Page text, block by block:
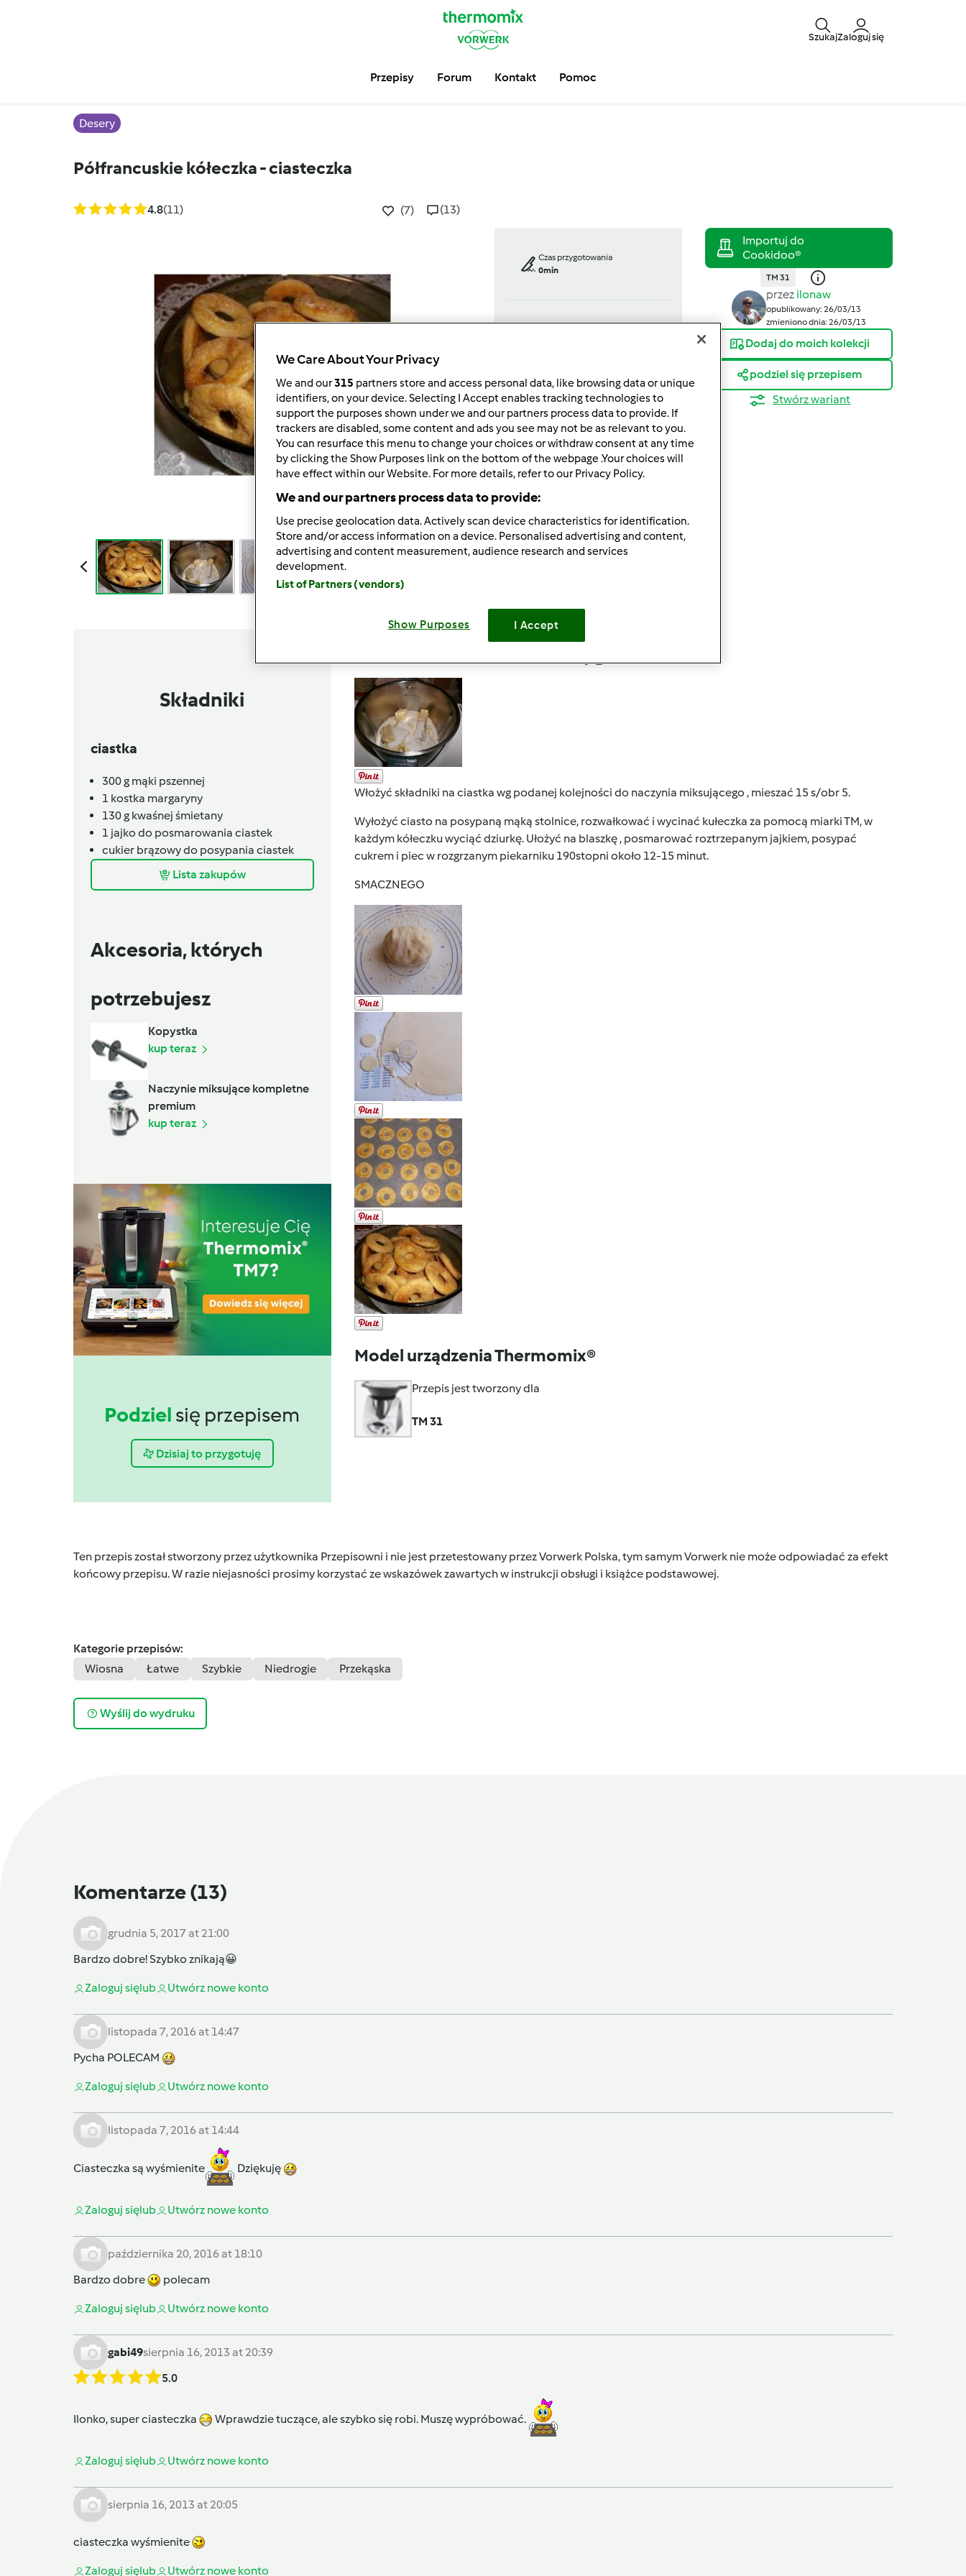
SzukajZaloguj się
Przepisy Forum Kontakt Pomoc
Desery
Półfrancuskie kółeczka - ciasteczka
4.8(11) (7) (13)
Czas przygotowania
0min
porcja/porcje/porcji
----
Poziom
TM 31
przez ilonaw
opublikowany: 26/03/13
zmieniono dnia: 26/03/13
Dodaj do moich kolekcji
podziel się przepisem
Stwórz wariant
Składniki
ciastka
300 g mąki pszennej
1 kostka margaryny
130g kwaśnej śmietany
1 jajko do posmarowania ciastek
cukier brązowy do posypania ciastek
Lista zakupów
Akcesoria, których
potrzebujesz
Kopystka
kup teraz
Naczynie miksujące kompletne
premium
kup teraz
Podziel się przepisem
Dzisiaj to przygotuję
Włożyć składniki na ciastka wg podanej kolejności do naczynia miksującego , mieszać 15 s/obr 5.
Wyłożyć ciasto na posypaną mąką stolnice, rozwałkować i wycinać kułeczka za pomocą miarki TM, w
każdym kółeczku wyciąć dziurkę. Ułożyć na blaszkę , posmarować roztrzepanym jajkiem, posypać
cukrem i piec w rozgrzanym piekarniku 190stopni około 12-15 minut.
SMACZNEGO
Model urządzenia Thermomix®
Przepis jest tworzony dla
TM 31
Ten przepis został stworzony przez użytkownika Przepisowni i nie jest przetestowany przez Vorwerk Polska, tym samym Vorwerk nie może odpowiadać za efekt
końcowy przepisu. W razie niejasności prosimy korzystać ze wskazówek zawartych w instrukcji obsługi i książce podstawowej.
Kategorie przepisów:
Wiosna
Łatwe Szybkie Niedrogie Przekąska
Wyślij do wydruku
Komentarze(13)
grudnia 5, 2017 at 21:00
Bardzo dobre! Szybko znikają😀
Zaloguj sięlub Utwórz nowe konto
listopada 7, 2016 at 14:47
Pycha POLECAM
Zaloguj sięlub Utwórz nowe konto
listopada 7, 2016 at 14:44
Ciasteczka są wyśmienite Dziękuję
Zaloguj sięlub Utwórz nowe konto
października 20, 2016 at 18:10
Bardzo dobre
polecam
Zaloguj sięlub Utwórz nowe konto
gabi49sierpnia 16, 2013 at 20:39
5.0
Ilonko, super ciasteczka Wprawdzie tuczące, ale szybko się robi. Muszę wypróbować.
Zaloguj sięlub Utwórz nowe konto
sierpnia 16, 2013 at 20:05
ciasteczka wyśmienite
Zaloguj sięlub Utwórz nowe konto
We Care About Your Privacy
We and our315 partners store and access personal data, like browsing data or unique
identifiers, on your device. Selecting I Accept enables tracking technologies to
support the purposes shown under we and our partners process data to provide. If
trackers are disabled, some content and ads you see may not be as relevant to you.
You can resurface this menu to change your choices or withdraw consent at any time
by clicking the Show Purposes link on the bottom of the webpage .Your choices will
have effect within our Website. For more details, refer to our Privacy Policy.
We and our partners process data to provide:
Use precise geolocation data. Actively scan device characteristics for identification.
Store and/or access information on a device. Personalised advertising and content,
advertising and content measurement, audience research and services
development.
List of Partners (vendors)
Show Purposes I Accept